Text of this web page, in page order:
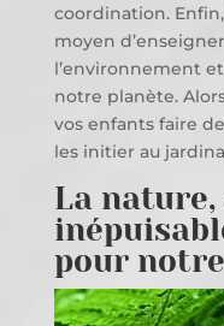
coordination.
moyen
l’environnement
notre planète.
vos enfants faire
les initier au
La nature,
pour